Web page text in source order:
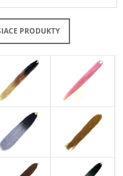
PRODUKTY